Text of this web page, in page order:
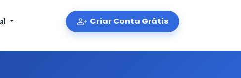
Criar Conta Grátis